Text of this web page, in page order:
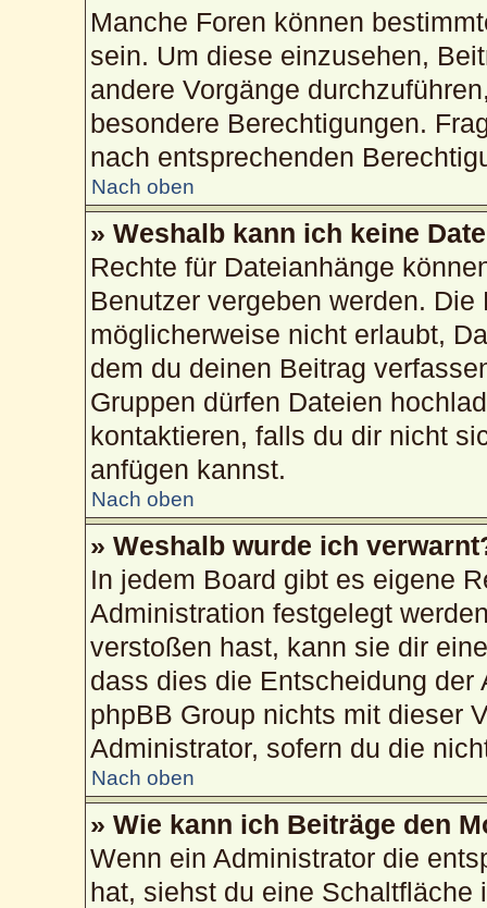
Manche Foren können
sein. Um diese einzusehen,
andere Vorgänge
besondere Berechtigungen.
nach entsprechenden
Nach oben
» Weshalb kann ich keine
Rechte für Dateianhänge
Benutzer vergeben werden.
möglicherweise nicht erlaubt,
dem du deinen Beitrag
Gruppen dürfen Dateien
kontaktieren, falls du dir nicht
anfügen kannst.
Nach oben
» Weshalb wurde ich
In jedem Board gibt es eigene
Administration festgelegt
verstoßen hast, kann sie dir
dass dies die Entscheidung
phpBB Group nichts mit dieser
Administrator, sofern du die
Nach oben
» Wie kann ich Beiträge den
Wenn ein Administrator die
hat, siehst du eine